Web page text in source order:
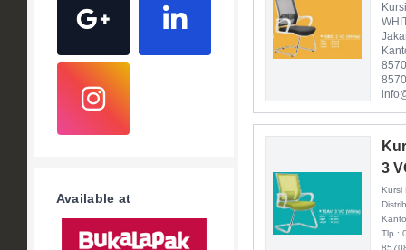
Available at
3
Kursi
Tlp :